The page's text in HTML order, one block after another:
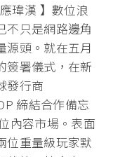
瑋漢 】數位浪
不只是網路邊角
源頭。就在五月
簽署儀式，在新
發行商
締結合作備忘
內容市場。表面
位重量級玩家默